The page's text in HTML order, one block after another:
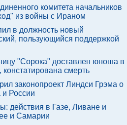
комитета начальников
из войны с Ираном
в должность новый
пользующийся поддержкой
"Сорока" доставлен юноша в
констатирована смерть
законопроект Линдси Грэма о
и России
действия в Газе, Ливане и
и Самарии